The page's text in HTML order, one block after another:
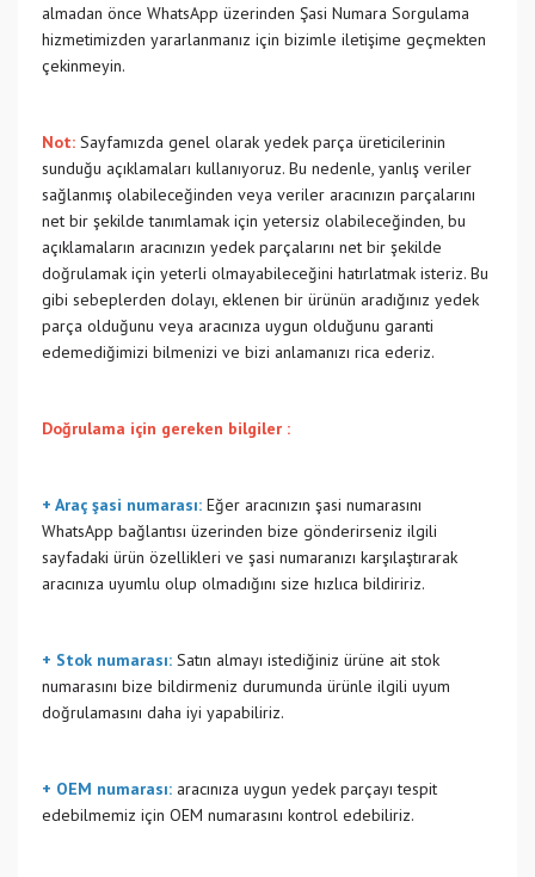
almadan önce WhatsApp üzerinden Şasi Numara Sorgulama
hizmetimizden yararlanmanız için bizimle iletişime geçmekten
çekinmeyin.
Not: Sayfamızda genel olarak yedek parça üreticilerinin
sunduğu açıklamaları kullanıyoruz. Bu nedenle, yanlış veriler
sağlanmış olabileceğinden veya veriler aracınızın parçalarını
net bir şekilde tanımlamak için yetersiz olabileceğinden, bu
açıklamaların aracınızın yedek parçalarını net bir şekilde
doğrulamak için yeterli olmayabileceğini hatırlatmak isteriz. Bu
gibi sebeplerden dolayı, eklenen bir ürünün aradığınız yedek
parça olduğunu veya aracınıza uygun olduğunu garanti
edemediğimizi bilmenizi ve bizi anlamanızı rica ederiz.
Doğrulama için gereken bilgiler :
+ Araç şasi numarası: Eğer aracınızın şasi numarasını
WhatsApp bağlantısı üzerinden bize gönderirseniz ilgili
sayfadaki ürün özellikleri ve şasi numaranızı karşılaştırarak
aracınıza uyumlu olup olmadığını size hızlıca bildiririz.
+ Stok numarası: Satın almayı istediğiniz ürüne ait stok
numarasını bize bildirmeniz durumunda ürünle ilgili uyum
doğrulamasını daha iyi yapabiliriz.
+ OEM numarası: aracınıza uygun yedek parçayı tespit
edebilmemiz için OEM numarasını kontrol edebiliriz.